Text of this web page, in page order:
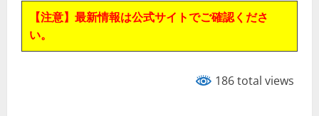
【注意】最新情報は公式サイトでご確認くださ
い。
186 total views